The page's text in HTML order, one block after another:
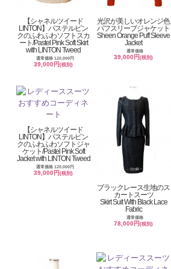
【シャネルツイード
LINTON】パステルピン
クのふわふわソフトスカ
ート/Pastel Pink Soft Skirt
with LINTON Tweed
通常価格 120,000円
39,000円(税別)
光沢が美しいオレンジ色
パフスリーブジャケット
Sheen Orange Puff Sleeve
Jacket
通常価格
39,000円(税別)
【シャネルツイード
LINTON】パステルピン
クのふわふわソフトジャ
ケット/Pastel Pink Soft
Jacket with LINTON Tweed
通常価格 120,000円
39,000円(税別)
ブラックレース生地のス
カートスーツ
Skirt Suit With Black Lace
Fabric
通常価格
78,000円(税別)